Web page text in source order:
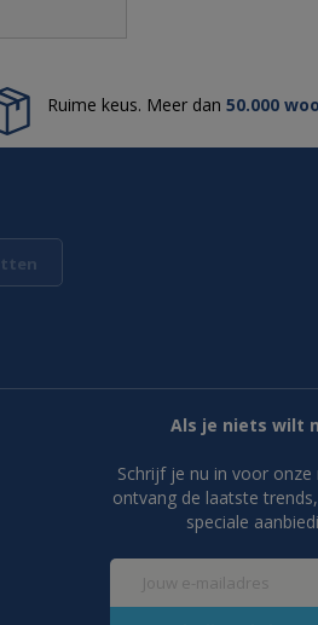
Ruime keus. Meer dan 50.000
Als je niets wilt
Schrijf je nu in voor onze
ontvang de laatste
speciale